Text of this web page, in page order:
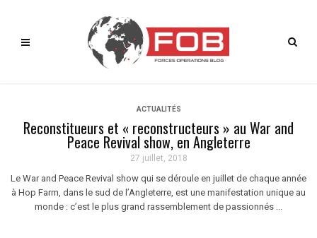
ACTUALITÉS
Reconstitueurs et « reconstructeurs » au War and
Peace Revival show, en Angleterre
27 juillet, 2018
Le War and Peace Revival show qui se déroule en juillet de chaque année
à Hop Farm, dans le sud de l’Angleterre, est une manifestation unique au
monde : c’est le plus grand rassemblement de passionnés ...